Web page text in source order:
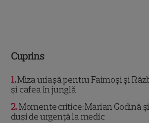
Cuprins
1 Miza uriașă pentru Faimoși și
și cafea în junglă
2 Momente critice: Marian Godină
duși de urgență la medic